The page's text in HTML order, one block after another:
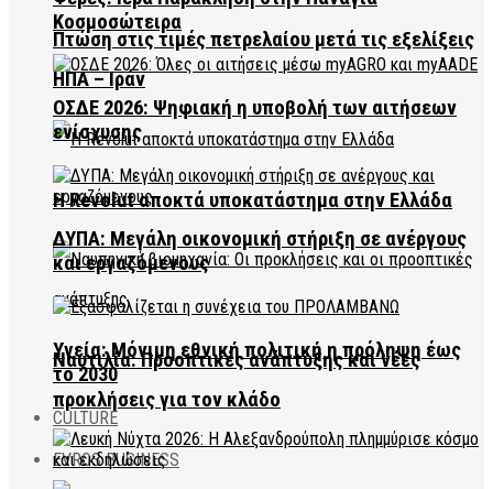
Πτώση στις τιμές πετρελαίου μετά τις εξελίξεις
ΗΠΑ – Ιράν
Η Revolut αποκτά υποκατάστημα στην Ελλάδα
Ναυτιλία: Προοπτικές ανάπτυξης και νέες
προκλήσεις για τον κλάδο
EVROS BUSINESS
Κοσμοσώτειρα
ΟΣΔΕ 2026: Ψηφιακή η υποβολή των αιτήσεων
ενίσχυσης
ΔΥΠΑ: Μεγάλη οικονομική στήριξη σε ανέργους
και εργαζόμενους
Υγεία: Μόνιμη εθνική πολιτική η πρόληψη έως
το 2030
CULTURE